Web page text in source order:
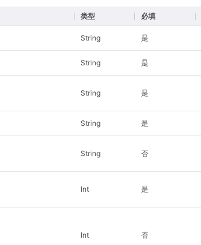
类型 必填
String 是
String 是
String 是
String 是
String 否
Int 是
Int 否